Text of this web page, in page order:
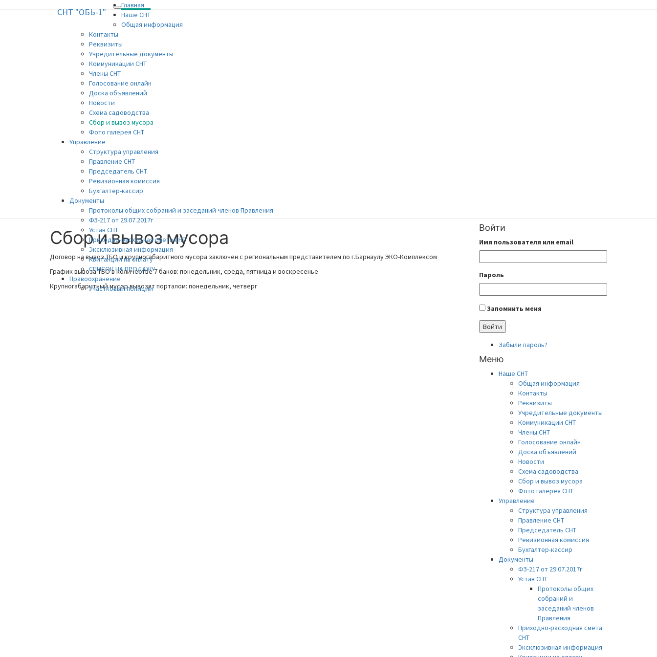
Toggle
navigation
СНТ "ОБЬ-1"
Главная
Наше СНТ
Общая информация
Контакты
Реквизиты
Учредительные документы
Коммуникации СНТ
Члены СНТ
Голосование онлайн
Доска объявлений
Новости
Схема садоводства
Сбор и вывоз мусора
Фото галерея СНТ
Управление
Структура управления
Правление СНТ
Председатель СНТ
Ревизионная комиссия
Бухгалтер-кассир
Документы
Протоколы общих собраний и заседаний членов Правления
ФЗ-217 от 29.07.2017г
Устав СНТ
Приходно-расходная смета СНТ
Эксклюзивная информация
Квитанции на оплату
СПИСОК НА ПРОДАЖУ
Правоохранение
Участковый полиции
СНТ "ОБЬ-1"
Сбор
и
мусора
Сбор и вывоз мусора
Договор на вывоз ТБО и крупногабаритного мусора заключен с региональным представителем по г.Барнаулу ЭКО-Комплексом
График вывоза ТБО в количестве 7 баков: понедельник, среда, пятница и воскресенье
Крупногабаритный мусор вывозят порталом: понедельник, четверг
Войти
Имя пользователя или email
Пароль
Запомнить меня
Войти
Забыли пароль?
Меню
Наше СНТ
Общая информация
Контакты
Реквизиты
Учредительные документы
Коммуникации СНТ
Члены СНТ
Голосование онлайн
Доска объявлений
Новости
Схема садоводства
Сбор и вывоз мусора
Фото галерея СНТ
Управление
Структура управления
Правление СНТ
Председатель СНТ
Ревизионная комиссия
Бухгалтер-кассир
Документы
ФЗ-217 от 29.07.2017г
Устав СНТ
Протоколы общих
собраний и
заседаний членов
Правления
Приходно-расходная смета
СНТ
Эксклюзивная информация